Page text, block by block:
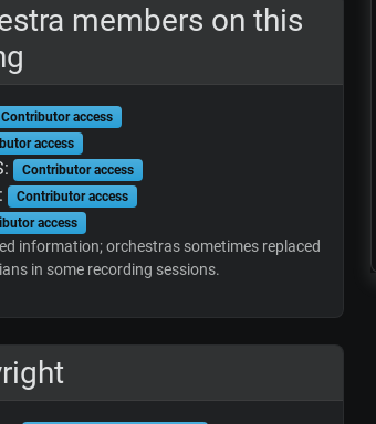
members on this
Contributor access
access
Contributor access
Contributor access
access
information; orchestras sometimes replaced
in some recording sessions.